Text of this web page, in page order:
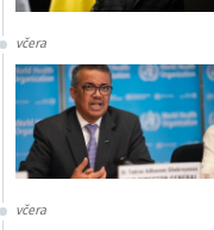
včera
včera